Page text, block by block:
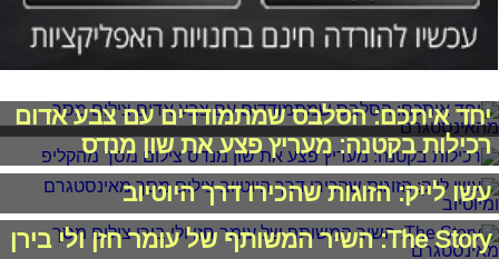
יחד איתכם: הסלבס שמתמודדים עם צבע אדום
רכילות בקטנה: מעריץ פצע את שון מנדס
עשו לייק: הזוגות שהכירו דרך היוטיוב
The Story: השיר המשותף של עומר חזן ולי בירן